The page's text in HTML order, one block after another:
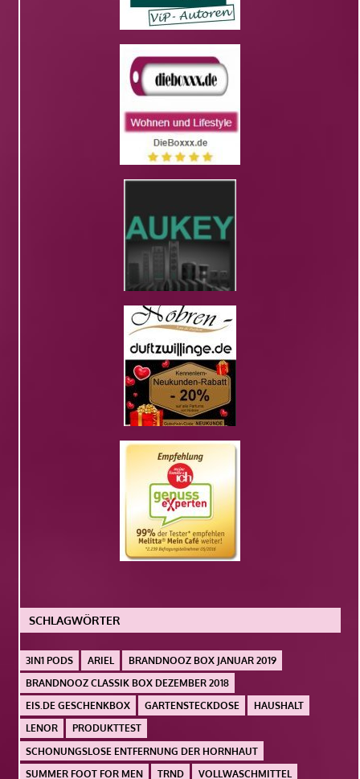
SCHLAGWÖRTER
3IN1 PODS ARIEL
BRANDNOOZ BOX JANUAR 2019
BRANDNOOZ CLASSIK BOX DEZEMBER 2018
EIS.DE GESCHENKBOX
GARTENSTECKDOSE
HAUSHALT
LENOR
PRODUKTTEST
SCHONUNGSLOSE ENTFERNUNG DER HORNHAUT
SUMMER FOOT FOR MEN
TRND VOLLWASCHMITTEL